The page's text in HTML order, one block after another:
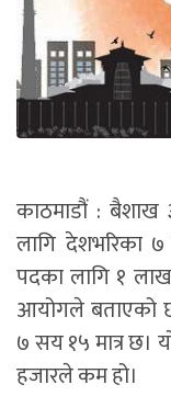
काठमाडौं : बैशाख
लागि देशभरिका
पदका लागि १
आयोगले बताएको
७ सय १५ मात्र छ।
हजारले कम हो।